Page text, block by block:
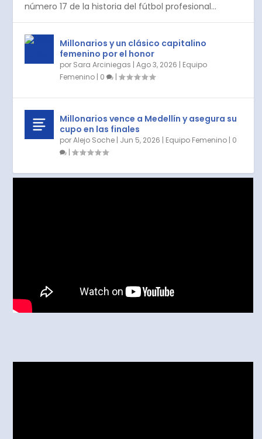
número 17 de la historia del fútbol profesional...
Millonarios y un clásico capitalino
femenino por el honor
por Sara Arciniegas |Ago 3, 2026 | Equipo
Femenino | 0 |
Millonarios vence a Medellín y asegura su
cupo en las finales
porAlejo Soche | Jun 5, 2026 | Equipo Femenino | 0
|